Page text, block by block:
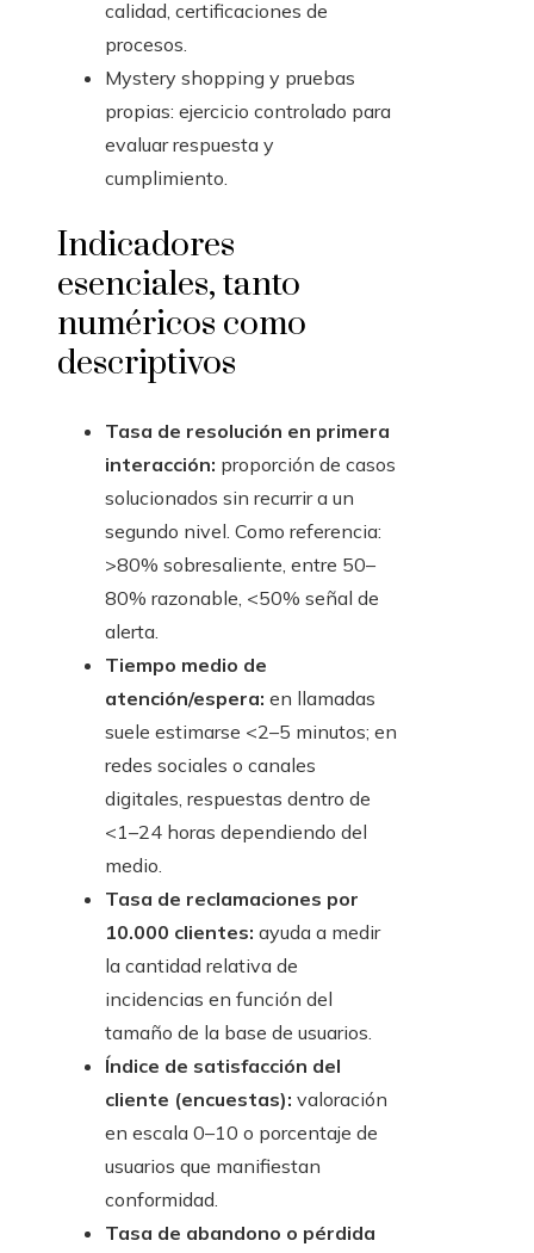
calidad, certificaciones de
procesos.
Mystery shopping y pruebas
propias: ejercicio controlado para
evaluar respuesta y
cumplimiento.
Indicadores
esenciales, tanto
numéricos como
descriptivos
Tasa de resolución en primera
interacción: proporción de casos
solucionados sin recurrir a un
segundo nivel. Como referencia:
>80% sobresaliente, entre 50–
80% razonable, <50% señal de
alerta.
Tiempo medio de
atención/espera: en llamadas
suele estimarse <2–5 minutos; en
redes sociales o canales
digitales, respuestas dentro de
<1–24 horas dependiendo del
medio.
Tasa de reclamaciones por
10.000 clientes: ayuda a medir
la cantidad relativa de
incidencias en función del
tamaño de la base de usuarios.
Índice de satisfacción del
cliente (encuestas): valoración
en escala 0–10 o porcentaje de
usuarios que manifiestan
conformidad.
Tasa de abandono o pérdida